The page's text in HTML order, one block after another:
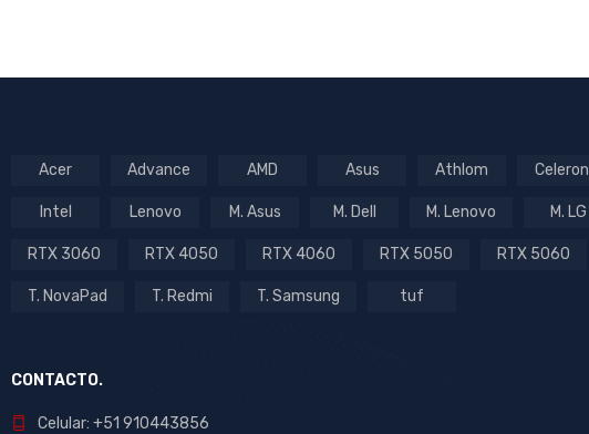
Acer Advance AMD Asus Athlom Celeron
Intel Lenovo M. Asus M. Dell M. Lenovo M. LG
RTX 3060 RTX 4050 RTX 4060 RTX 5050 RTX 5060
T. NovaPad T. Redmi T. Samsung tuf
CONTACTO.
Celular: +51 910443856